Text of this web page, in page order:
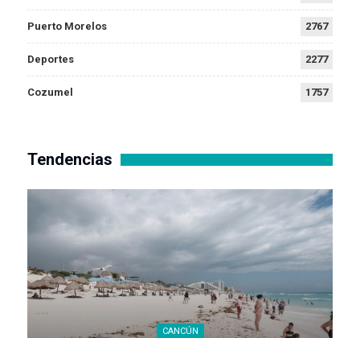
Puerto Morelos 2767
Deportes 2277
Cozumel 1757
Tendencias
CANCÚN